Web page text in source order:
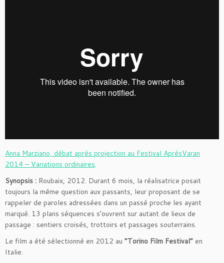
Anna Marziano, débat après projection au Festival AprèsVaran
2014 – Variations ordinaires.
Synopsis : Roubaix, 2012. Durant 6 mois, la réalisatrice posait
toujours la même question aux passants, leur proposant de se
rappeler de paroles adressées dans un passé proche les ayant
marqué. 13 plans séquences s’ouvrent sur autant de lieux de
passage : sentiers croisés, trottoirs et passages souterrains.
Le film a été sélectionné en 2012 au “Torino Film Festival” en
Italie.